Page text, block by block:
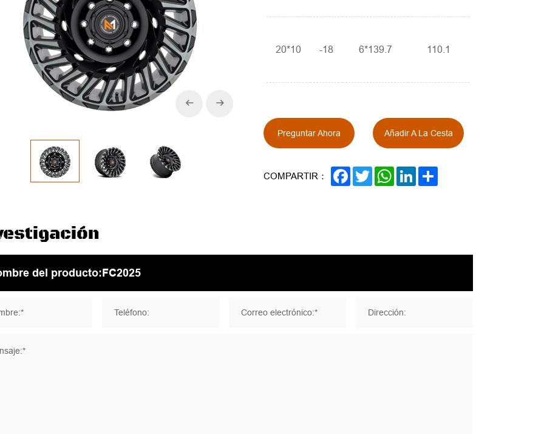
20*10 -18 6*139.7 110.1
Preguntar Ahora Añadir A La Cesta
COMPARTIR： FACEBOOK
TWITTERWHATSAPP
LINKEDIN
Teléfono: Correo electrónico:* Dirección: